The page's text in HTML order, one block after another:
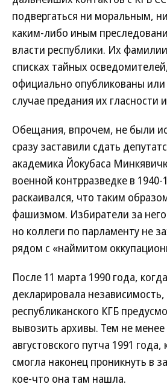
подвергаться ни моральным,
каким-либо иным
власти республики. Их
списках тайных
официально опубликованы
случае предания их гласности
Обещания, впрочем, не были
сразу заставили сдать
академика Йокубаса
военной контрразведке в 1940-
раскаивался, что таким
фашизмом. Избиратели за
но коллеги по парламенту не
рядом с «наймитом
После 11 марта 1990 года,
декларировала независимость,
республиканского КГБ
вывозить архивы. Тем не
августовского путча 1991
смогла наконец проникнуть в
кое-что она там нашла.